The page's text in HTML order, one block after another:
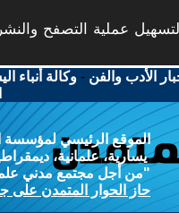
عملية التصفح
الأدب والفن -وكالة أنباء
الموقع الرئيسي لمؤسسة
يسارية، علمانية،
"من أجل مجتمع مدني
حاز الحوار المتمدن على